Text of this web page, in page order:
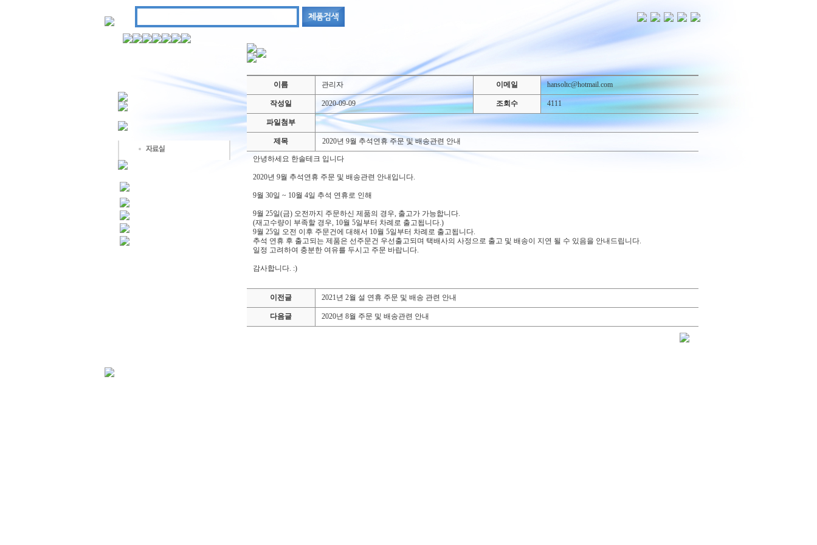
이름 관리자 이메일 hansoltc@hotmail.com
작성일 2020-09-09 조회수 4111
파일첨부
제목 2020년 9월 추석연휴 주문 및 배송관련 안내
안녕하세요 한솔테크 입니다
2020년 9월 추석연휴 주문 및 배송관련 안내입니다.
9월 30일 ~ 10월 4일 추석 연휴로 인해
9월 25일(금) 오전까지 주문하신 제품의 경우, 출고가 가능합니다.
(재고수량이 부족할 경우, 10월 5일부터 차례로 출고됩니다.)
9월 25일 오전 이후 주문건에 대해서 10월 5일부터 차례로 출고됩니다.
추석 연휴 후 출고되는 제품은 선주문건 우선출고되며 택배사의 사정으로 출고 및 배송이 지연 될 수 있음을 안내드립니다.
일정 고려하여 충분한 여유를 두시고 주문 바랍니다.
감사합니다. :)
이전글 2021년 2월 설 연휴 주문 및 배송 관련 안내
다음글 2020년 8월 주문 및 배송관련 안내